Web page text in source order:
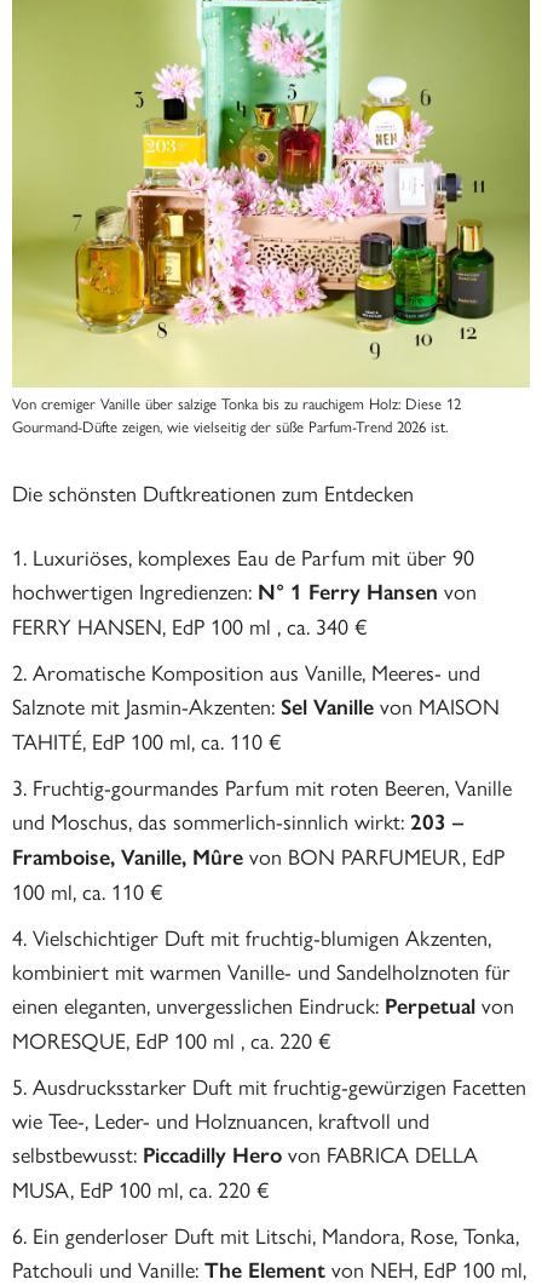
Von cremiger Vanille über salzige Tonka bis zu rauchigem Holz: Diese 12
Gourmand-Düfte zeigen, wie vielseitig der süße Parfum-Trend 2026 ist.
Die schönsten Duftkreationen zum Entdecken
Luxuriöses, komplexes Eau de Parfum mit über 90
hochwertigen Ingredienzen: N° 1 Ferry Hansen von
FERRY HANSEN, EdP 100 ml , ca. 340 €
Aromatische Komposition aus Vanille, Meeres- und
Salznote mit Jasmin-Akzenten: Sel Vanille von MAISON
TAHITÉ, EdP 100 ml, ca. 110 €
Fruchtig-gourmandes Parfum mit roten Beeren, Vanille
und Moschus, das sommerlich-sinnlich wirkt: 203 –
Framboise, Vanille, Mûre von BON PARFUMEUR, EdP
100 ml, ca. 110 €
Vielschichtiger Duft mit fruchtig-blumigen Akzenten,
kombiniert mit warmen Vanille- und Sandelholznoten für
einen eleganten, unvergesslichen Eindruck: Perpetual von
MORESQUE, EdP 100 ml , ca. 220 €
Ausdrucksstarker Duft mit fruchtig-gewürzigen Facetten
wie Tee-, Leder- und Holznuancen, kraftvoll und
selbstbewusst: Piccadilly Hero von FABRICA DELLA
MUSA, EdP 100 ml, ca. 220 €
Ein genderloser Duft mit Litschi, Mandora, Rose, Tonka,
Patchouli und Vanille: The Element von NEH, EdP 100 ml,